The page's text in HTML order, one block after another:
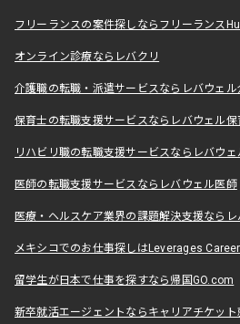
フリーランスの案件探しならフリーランス
オンライン診療ならレバクリ
介護職の転職・派遣サービスならレバウェル
保育士の転職支援サービスならレバウェル保
リハビリ職の転職支援サービスならレバウェ
医師の転職支援サービスならレバウェル医師
医療・ヘルスケア業界の課題解決支援なら
メキシコでのお仕事探しはLeverages
留学生が日本で仕事を探すなら帰国GO.com
新卒就活エージェントならキャリアチケット